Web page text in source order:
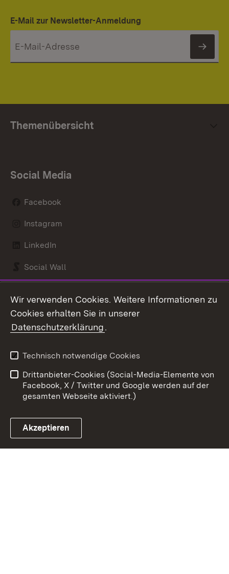
E-Mail zur Newsletter-Anmeldung
Themenübersicht
Social Media
Facebook
Instagram
LinkedIn
Social Wall
Link zum Landesportal
Kontakt
Barrierefreiheit
Impressum
Cookies
Wir verwenden Cookies. Weitere Informationen zu
Cookies erhalten Sie in unserer
Datenschutzerklärung.
Technisch notwendige Cookies
Drittanbieter-Cookies (Social-Media-Elemente von
Facebook, X / Twitter und Google werden auf der
gesamten Webseite aktiviert.)
Akzeptieren